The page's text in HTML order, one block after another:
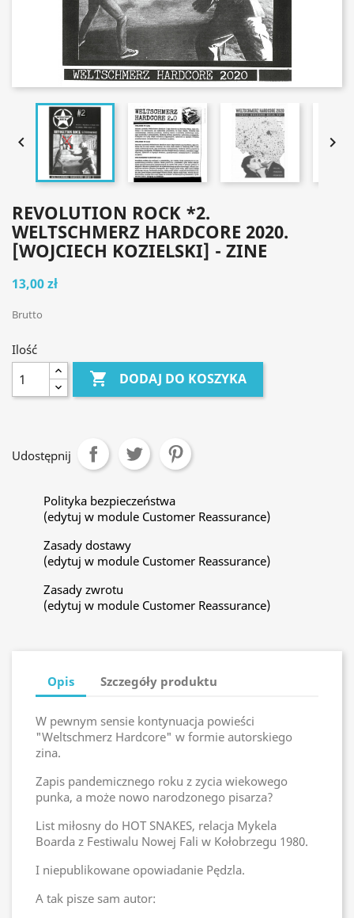
 
REVOLUTION ROCK *2.
WELTSCHMERZ HARDCORE 2020.
[WOJCIECH KOZIELSKI] - ZINE
13,00 zł
Brutto
Ilość
 DODAJ DO KOSZYKA
Udostępnij
Polityka bezpieczeństwa
(edytuj w module Customer Reassurance)
Zasady dostawy
(edytuj w module Customer Reassurance)
Zasady zwrotu
(edytuj w module Customer Reassurance)
Opis Szczegóły produktu
W pewnym sensie kontynuacja powieści
"Weltschmerz Hardcore" w formie autorskiego
zina.
Zapis pandemicznego roku z zycia wiekowego
punka, a może nowo narodzonego pisarza?
List miłosny do HOT SNAKES, relacja Mykela
Boarda z Festiwalu Nowej Fali w Kołobrzegu 1980.
I niepublikowane opowiadanie Pędzla.
A tak pisze sam autor: